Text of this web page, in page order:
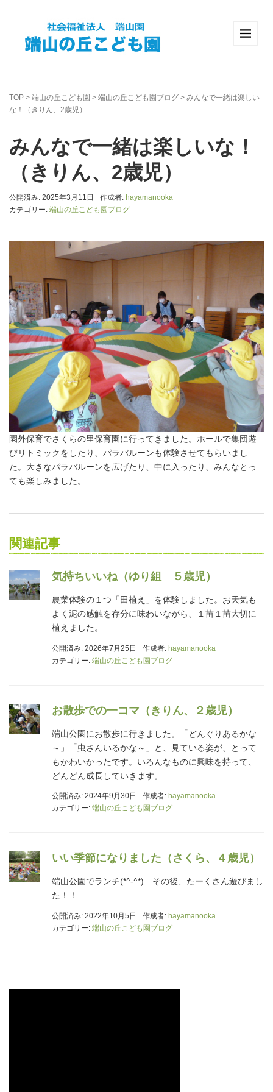
TOP > 端山の丘こども園 > 端山の丘こども園ブログ > みんなで一緒は楽しい
な！（きりん、2歳児）
みんなで一緒は楽しいな！
（きりん、2歳児）
公開済み: 2025年3月11日 作成者: hayamanooka
カテゴリー: 端山の丘こども園ブログ
園外保育でさくらの里保育園に行ってきました。ホールで集団遊
びリトミックをしたり、パラバルーンも体験させてもらいまし
た。大きなパラバルーンを広げたり、中に入ったり、みんなとっ
ても楽しみました。
関連記事
気持ちいいね（ゆり組 ５歳児）
農業体験の１つ「田植え」を体験しました。お天気も
よく泥の感触を存分に味わいながら、１苗１苗大切に
植えました。
公開済み: 2026年7月25日 作成者: hayamanooka
カテゴリー: 端山の丘こども園ブログ
お散歩での一コマ（きりん、２歳児）
端山公園にお散歩に行きました。「どんぐりあるかな
～」「虫さんいるかな～」と、見ている姿が、とって
もかわいかったです。いろんなものに興味を持って、
どんどん成長していきます。
公開済み: 2024年9月30日 作成者: hayamanooka
カテゴリー: 端山の丘こども園ブログ
いい季節になりました（さくら、４歳児）
端山公園でランチ(*^-^*) その後、たーくさん遊びまし
た！！
公開済み: 2022年10月5日 作成者: hayamanooka
カテゴリー: 端山の丘こども園ブログ